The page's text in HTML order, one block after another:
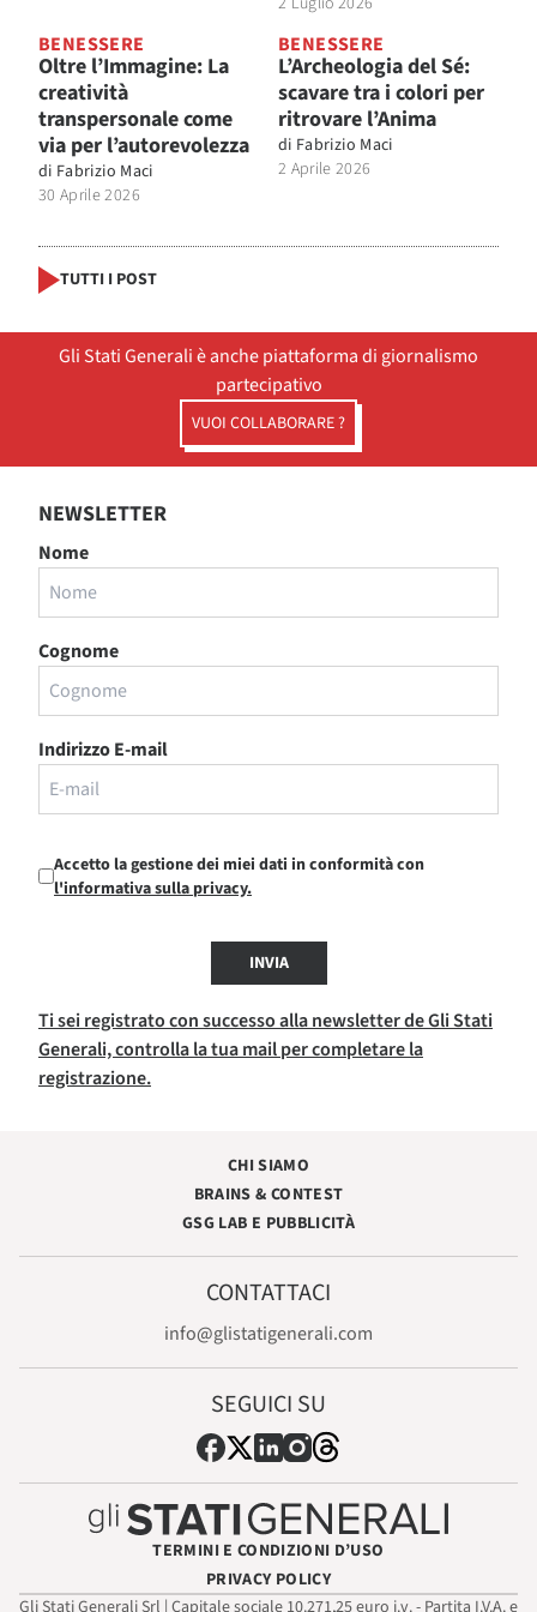
BENESSERE
Oltre l’Immagine: La
creatività
transpersonale come
via per l’autorevolezza
di Fabrizio Maci
30 Aprile 2026
BENESSERE
L’Archeologia del Sé:
scavare tra i colori per
ritrovare l’Anima
di Fabrizio Maci
2 Aprile 2026
TUTTI I POST
Gli Stati Generali è anche piattaforma di giornalismo
partecipativo
VUOI COLLABORARE ?
NEWSLETTER
Nome
Cognome
Indirizzo E-mail
Accetto la gestione dei miei dati in conformità con
l'informativa sulla privacy.
INVIA
Ti sei registrato con successo alla newsletter de Gli Stati
Generali, controlla la tua mail per completare la
registrazione.
CHI SIAMO
BRAINS & CONTEST
GSG LAB E PUBBLICITÀ
CONTATTACI
info@glistatigenerali.com
SEGUICI SU
TERMINI E CONDIZIONI D’USO
PRIVACY POLICY
Gli Stati Generali Srl | Capitale sociale 10.271,25 euro i.v. - Partita I.V.A. e